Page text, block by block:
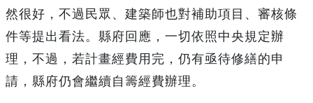
然很好，不過民眾、建築師也對補助項目、審核條
件等提出看法。縣府回應，一切依照中央規定辦
理，不過，若計畫經費用完，仍有亟待修繕的申
請，縣府仍會繼續自籌經費辦理。